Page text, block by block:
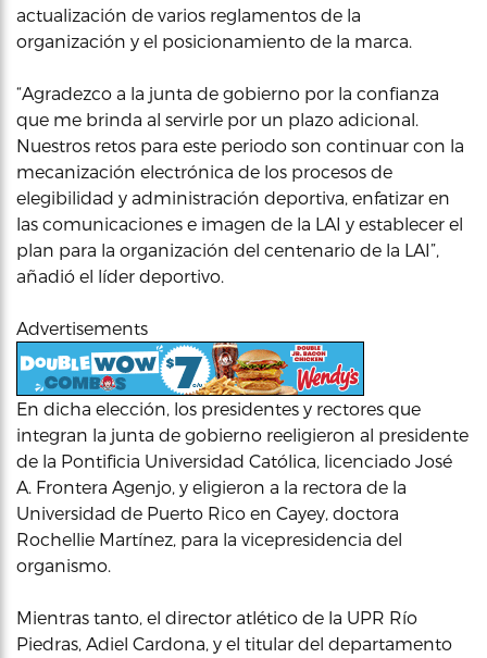
actualización de varios reglamentos de la
organización y el posicionamiento de la marca.
“Agradezco a la junta de gobierno por la confianza
que me brinda al servirle por un plazo adicional.
Nuestros retos para este periodo son continuar con la
mecanización electrónica de los procesos de
elegibilidad y administración deportiva, enfatizar en
las comunicaciones e imagen de la LAI y establecer el
plan para la organización del centenario de la LAI”,
añadió el líder deportivo.
Advertisements
En dicha elección, los presidentes y rectores que
integran la junta de gobierno reeligieron al presidente
de la Pontificia Universidad Católica, licenciado José
A. Frontera Agenjo, y eligieron a la rectora de la
Universidad de Puerto Rico en Cayey, doctora
Rochellie Martínez, para la vicepresidencia del
organismo.
Mientras tanto, el director atlético de la UPR Río
Piedras, Adiel Cardona, y el titular del departamento